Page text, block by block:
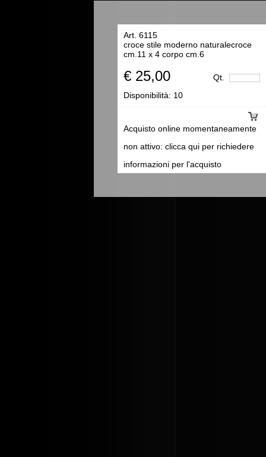
Art. 6115
croce stile moderno naturalecroce
cm.11 x 4 corpo cm.6
€ 25,00 Qt.
Acquisto online momentaneamente
non attivo: clicca qui per richiedere
informazioni per l'acquisto
Disponibilità: 10